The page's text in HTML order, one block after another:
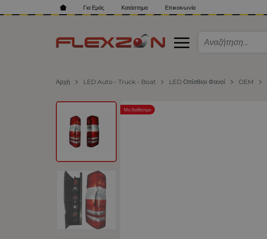
Για Εμάς Κατάστημα Επικοινωνία
Αρχή LED Auto - Truck - Boat LED Οπίσθιοι Φανοί OEM
Μη διαθέσιμο